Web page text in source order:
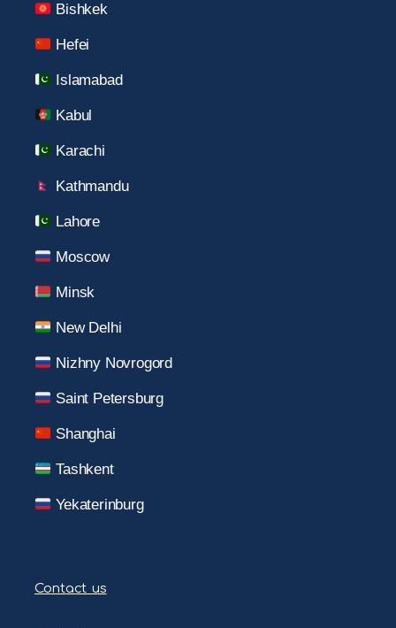
Bishkek
Hefei
Islamabad
Kabul
Karachi
Kathmandu
Lahore
Moscow
Minsk
New Delhi
Nizhny Novrogord
Saint Petersburg
Shanghai
Tashkent
Yekaterinburg
Contact us